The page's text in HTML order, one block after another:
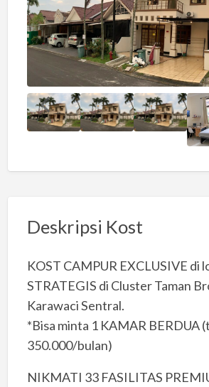
Deskripsi Kost
KOST CAMPUR EXCLUSIVE di
STRATEGIS di Cluster Taman
Karawaci Sentral.
*Bisa minta 1 KAMAR BERDUA
350.000/bulan)
NIKMATI 33 FASILITAS